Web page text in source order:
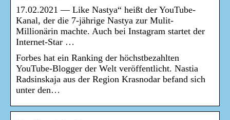
17.02.2021 — Like Nastya“ heißt der YouTube-
Kanal, der die 7-jährige Nastya zur Mulit-
Millionärin machte. Auch bei Instagram startet der
Internet-Star …
Forbes hat ein Ranking der höchstbezahlten
YouTube-Blogger der Welt veröffentlicht. Nastia
Radsinskaja aus der Region Krasnodar befand sich
unter den…